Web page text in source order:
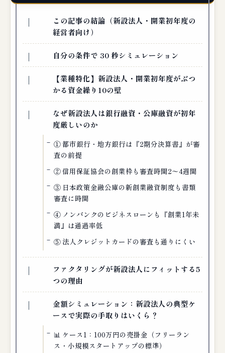
この記事の結論（新設法人・開業初年度の
経営者向け）
自分の条件で 30 秒シミュレーション
【業種特化】新設法人・開業初年度がぶつ
かる資金繰り10の壁
なぜ新設法人は銀行融資・公庫融資が初年
度厳しいのか
① 都市銀行・地方銀行は『2期分決算書』が審
査の前提
② 信用保証協会の創業枠も審査時間2〜4週間
③ 日本政策金融公庫の新創業融資制度も書類
審査に時間
④ ノンバンクのビジネスローンも『創業1年未
満』は通過率低
⑤ 法人クレジットカードの審査も通りにくい
ファクタリングが新設法人にフィットする5
つの理由
金額シミュレーション：新設法人の典型ケ
ースで実際の手取りはいくら？
📊 ケース1：100万円の売掛金（フリーラン
ス・小規模スタートアップの標準）